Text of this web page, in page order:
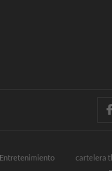
Entretenimiento cartelera